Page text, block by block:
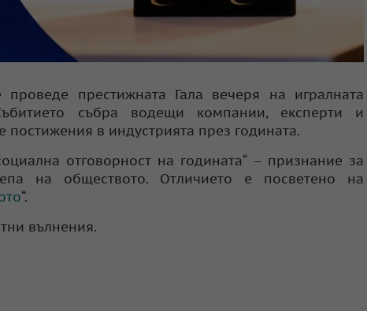
престижната Гала вечеря на игралната
събра водещи компании, експерти и
в индустрията през годината.
отговорност на годината“ – признание за
на обществото. Отличието е посветено на
“.
вълнения.